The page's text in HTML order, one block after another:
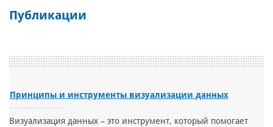
Публикации
Принципы и инструменты визуализации данных
Визуализация данных – это инструмент, который помогает